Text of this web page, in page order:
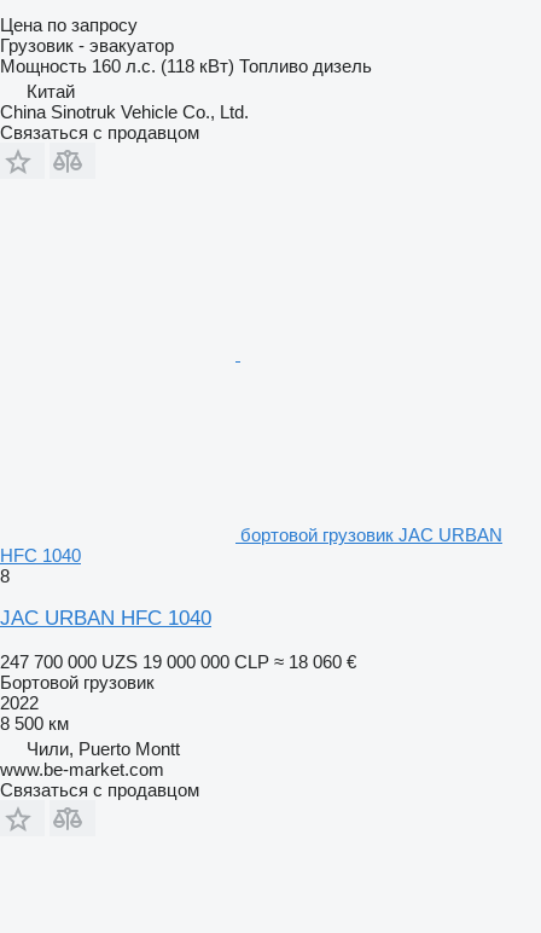
Цена по запросу
Грузовик - эвакуатор
Мощность 160 л.с. (118 кВт) Топливо дизель
Китай
China Sinotruk Vehicle Co., Ltd.
Связаться с продавцом
бортовой грузовик JAC URBAN
HFC 1040
8
JAC URBAN HFC 1040
247 700 000 UZS 19 000 000 CLP ≈ 18 060 €
Бортовой грузовик
2022
8 500 км
Чили, Puerto Montt
www.be-market.com
Связаться с продавцом